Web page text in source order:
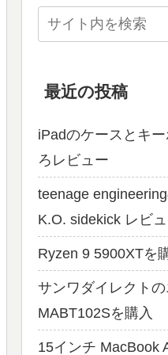
最近の投稿
iPadのケースとキ
ろレビュー
teenage
K.O. sidekick レビ
Ryzen 9 5900XTを
サンワダイレクト
MABT102Sを購入
15インチ MacBook